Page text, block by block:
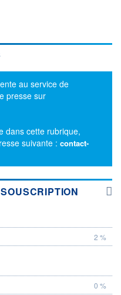
au service de
presse sur
dans cette rubrique,
suivante : contact-
2 %
0 %